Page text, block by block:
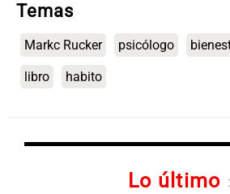
Temas
Markc Rucker psicólogo
libro habito
Lo último